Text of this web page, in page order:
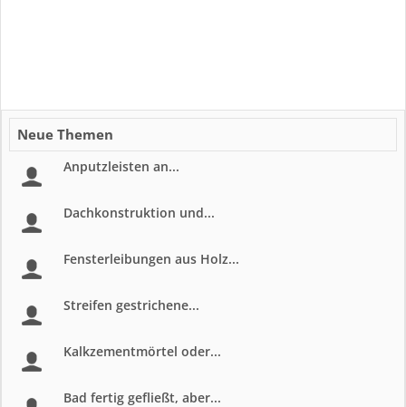
Neue Themen
Anputzleisten an...
Dachkonstruktion und...
Fensterleibungen aus Holz...
Streifen gestrichene...
Kalkzementmörtel oder...
Bad fertig gefließt, aber...